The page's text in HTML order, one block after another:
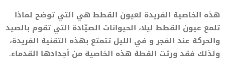
هذه الخاصية الفريدة لعيون القطط هي التي توضح لماذا
تلمع عيون القطط ليلا، الحيوانات الصيّادة التي تقوم بالصيد
والحركة عند الفجر و في الليل تتمتع بهذه التقنية الفريدة،
ولذلك فقد ورثت القطة هذه الخاصية من أجدادها القدماء.